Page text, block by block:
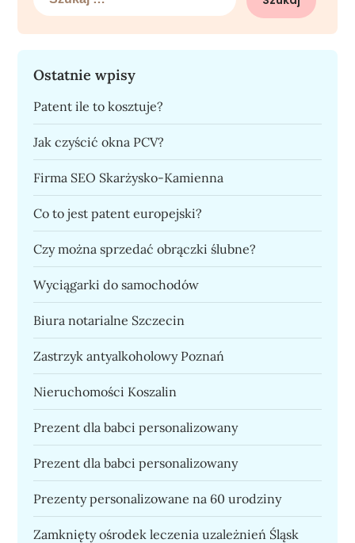
Ostatnie wpisy
Patent ile to kosztuje?
Jak czyścić okna PCV?
Firma SEO Skarżysko-Kamienna
Co to jest patent europejski?
Czy można sprzedać obrączki ślubne?
Wyciągarki do samochodów
Biura notarialne Szczecin
Zastrzyk antyalkoholowy Poznań
Nieruchomości Koszalin
Prezent dla babci personalizowany
Prezent dla babci personalizowany
Prezenty personalizowane na 60 urodziny
Zamknięty ośrodek leczenia uzależnień Śląsk